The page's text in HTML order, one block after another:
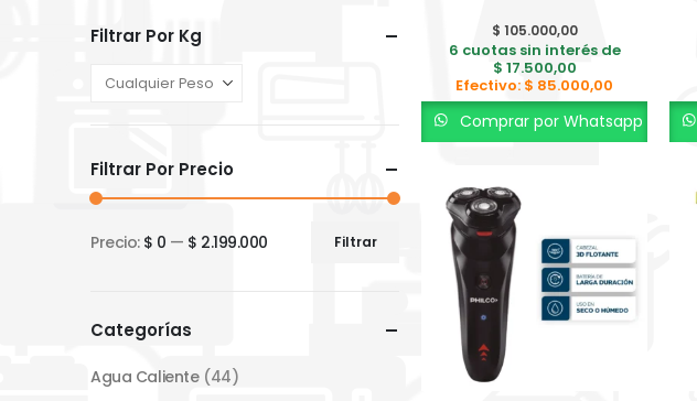
$ 105.000,00
6 cuotas sin interés de
$ 17.500,00
Efectivo: $ 85.000,00
Comprar por Whatsapp
Filtrar Por Kg
Filtrar Por Precio
Filtrar
Precio: $ 0 — $ 2.199.000
Categorías
Agua Caliente (44)